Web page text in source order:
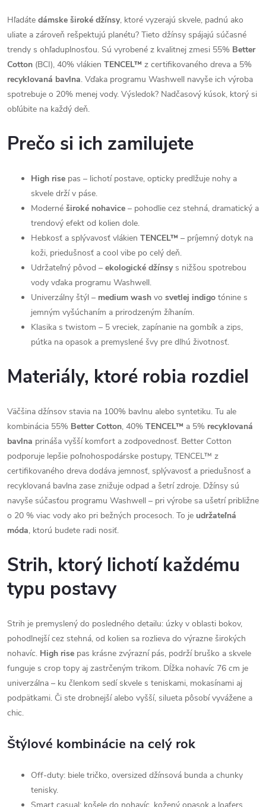
Hľadáte dámske široké džínsy, ktoré vyzerajú skvele, padnú ako
uliate a zároveň rešpektujú planétu? Tieto džínsy spájajú súčasné
trendy s ohľaduplnosťou. Sú vyrobené z kvalitnej zmesi 55% Better
Cotton (BCI), 40% vlákien TENCEL™ z certifikovaného dreva a 5%
recyklovaná bavlna. Vďaka programu Washwell navyše ich výroba
spotrebuje o 20% menej vody. Výsledok? Nadčasový kúsok, ktorý si
obľúbite na každý deň.
Prečo si ich zamilujete
High rise pas – lichotí postave, opticky predlžuje nohy a
skvele drží v páse.
Moderné široké nohavice – pohodlie cez stehná, dramatický a
trendový efekt od kolien dole.
Hebkosť a splývavosť vlákien TENCEL™ – príjemný dotyk na
koži, priedušnosť a cool vibe po celý deň.
Udržateľný pôvod – ekologické džínsys nižšou spotrebou
vody vďaka programu Washwell.
Univerzálny štýl – medium wash vo svetlej indigo tónine s
jemným vyšúchaním a prirodzeným žíhaním.
Klasika s twistom – 5 vreciek, zapínanie na gombík a zips,
pútka na opasok a premyslené švy pre dlhú životnosť.
Materiály, ktoré robia rozdiel
Väčšina džínsov stavia na 100% bavlnu alebo syntetiku. Tu ale
kombinácia 55% Better Cotton, 40% TENCEL™ a 5% recyklovaná
bavlna prináša vyšší komfort a zodpovednosť. Better Cotton
podporuje lepšie poľnohospodárske postupy, TENCEL™ z
certifikovaného dreva dodáva jemnosť, splývavosť a priedušnosť a
recyklovaná bavlna zase znižuje odpad a šetrí zdroje. Džínsy sú
navyše súčasťou programu Washwell – pri výrobe sa ušetrí približne
o 20 % viac vody ako pri bežných procesoch. To je udržateľná
móda, ktorú budete radi nosiť.
Strih, ktorý lichotí každému
typu postavy
Strih je premyslený do posledného detailu: úzky v oblasti bokov,
pohodlnejší cez stehná, od kolien sa rozlieva do výrazne širokých
nohavíc. High rise pas krásne zvýrazní pás, podrží bruško a skvele
funguje s crop topy aj zastrčeným trikom. Dĺžka nohavíc 76 cm je
univerzálna – ku členkom sedí skvele s teniskami, mokasínami aj
podpätkami. Či ste drobnejší alebo vyšší, silueta pôsobí vyvážene a
chic.
Štýlové kombinácie na celý rok
Off-duty: biele tričko, oversized džínsová bunda a chunky
tenisky.